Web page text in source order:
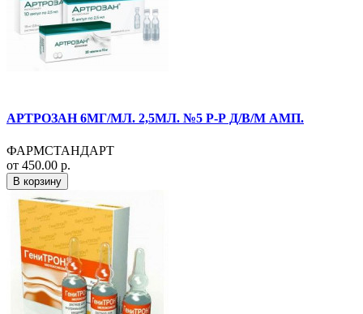
АРТРОЗАН 6МГ/МЛ. 2,5МЛ. №5 Р-Р Д/В/М АМП.
ФАРМСТАНДАРТ
от 450.00 р.
В корзину